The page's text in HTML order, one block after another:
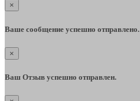
×
Ваше сообщение успешно отправлено.
×
Ваш Отзыв успешно отправлен.